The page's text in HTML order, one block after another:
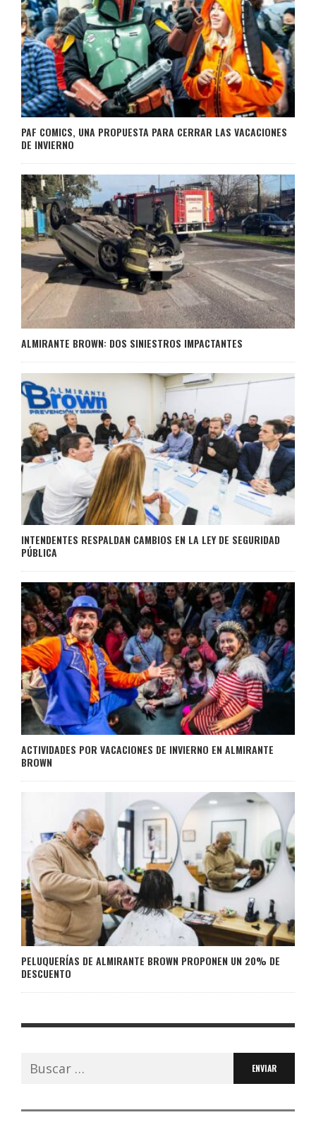
PAF COMICS, UNA PROPUESTA PARA CERRAR LAS VACACIONES
DE INVIERNO
ALMIRANTE BROWN: DOS SINIESTROS IMPACTANTES
INTENDENTES RESPALDAN CAMBIOS EN LA LEY DE SEGURIDAD
PÚBLICA
ACTIVIDADES POR VACACIONES DE INVIERNO EN ALMIRANTE
BROWN
PELUQUERÍAS DE ALMIRANTE BROWN PROPONEN UN 20% DE
DESCUENTO
Buscar: